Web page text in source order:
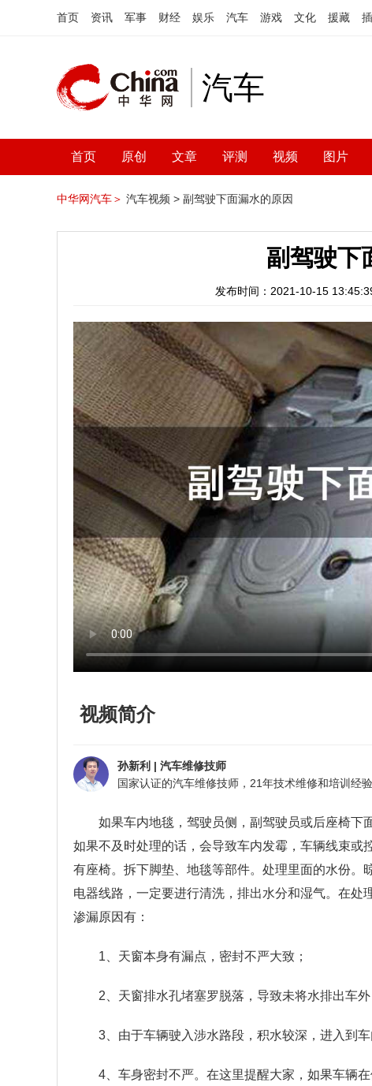
首页 资讯 军事 财经 娱乐 汽车 游戏 文化 援藏
汽车
首页 原创 文章 评测 视频 图片
中华网汽车＞ 汽车视频 > 副驾驶下面漏水的原因
副驾驶下
发布时间：2021-10-15
视频简介
孙新利 | 汽车维修技师
如果车内地毯，驾驶员侧，副驾驶员或后座椅下
如果不及时处理的话，会导致车内发霉，车辆线束
有座椅。拆下脚垫、地毯等部件。处理里面的水份
电器线路，一定要进行清洗，排出水分和湿气。在
渗漏原因有：
1 、天窗本身有漏点，密封不严大致；
2 、天窗排水孔堵塞罗脱落，导致未将水排出车外
3 、由于车辆驶入涉水路段，积水较深，进入到车
4 、车身密封不严。在这里提醒大家，如果车辆